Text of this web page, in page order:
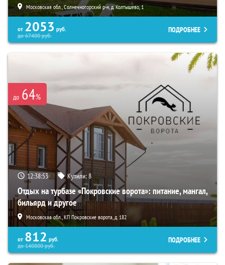
Московская обл., Солнечногорский р-н, д. Колтышево, 1
от 2053 руб.
до67400руб.
ПОДРОБНЕЕ
до 64%
12:38:52 Купили:8
Отдых на турбазе «Покровские ворота»: питание, мангал,
бильярд и другое
Московская обл., КП Покровские ворота, д. 182
от 812 руб.
до140800руб.
ПОДРОБНЕЕ